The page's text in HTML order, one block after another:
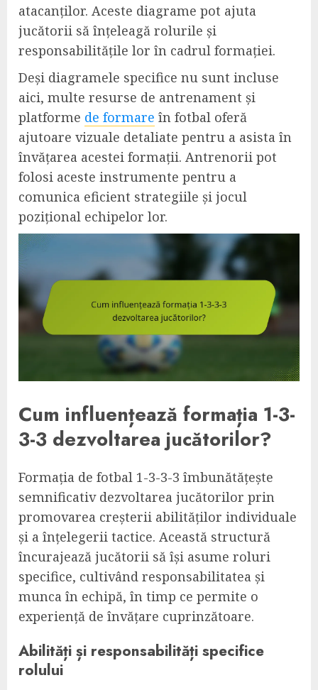
atacanților. Aceste diagrame pot ajuta
jucătorii să înțeleagă rolurile și
responsabilitățile lor în cadrul formației.
Deși diagramele specifice nu sunt incluse
aici, multe resurse de antrenament și
platforme de formare în fotbal oferă
ajutoare vizuale detaliate pentru a asista în
învățarea acestei formații. Antrenorii pot
folosi aceste instrumente pentru a
comunica eficient strategiile și jocul
pozițional echipelor lor.
Cum influențează formația 1-3-
3-3 dezvoltarea jucătorilor?
Formația de fotbal 1-3-3-3 îmbunătățește
semnificativ dezvoltarea jucătorilor prin
promovarea creșterii abilităților individuale
și a înțelegerii tactice. Această structură
încurajează jucătorii să își asume roluri
specifice, cultivând responsabilitatea și
munca în echipă, în timp ce permite o
experiență de învățare cuprinzătoare.
Abilități și responsabilități specifice
rolului